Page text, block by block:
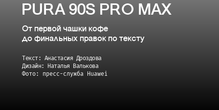
PURA 90S PRO MAX
От первой чашки кофе
до финальных правок по тексту
Текст: Анастасия Дроздова
Дизайн: Наталья Валькова
Фото: пресс-служба Huawei